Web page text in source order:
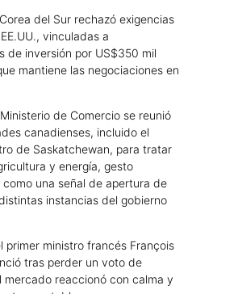
del Sur rechazó exigencias
vinculadas a
de inversión por US$350 mil
mantiene las negociaciones en
de Comercio se reunió
canadienses, incluido el
de Saskatchewan, para tratar
y energía, gesto
una señal de apertura de
instancias del gobierno
primer ministro francés François
tras perder un voto de
mercado reaccionó con calma y